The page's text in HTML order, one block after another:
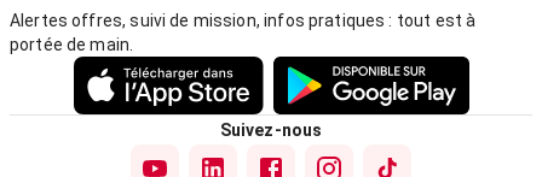
Alertes offres, suivi de mission, infos pratiques : tout est à
portée de main.
Suivez-nous